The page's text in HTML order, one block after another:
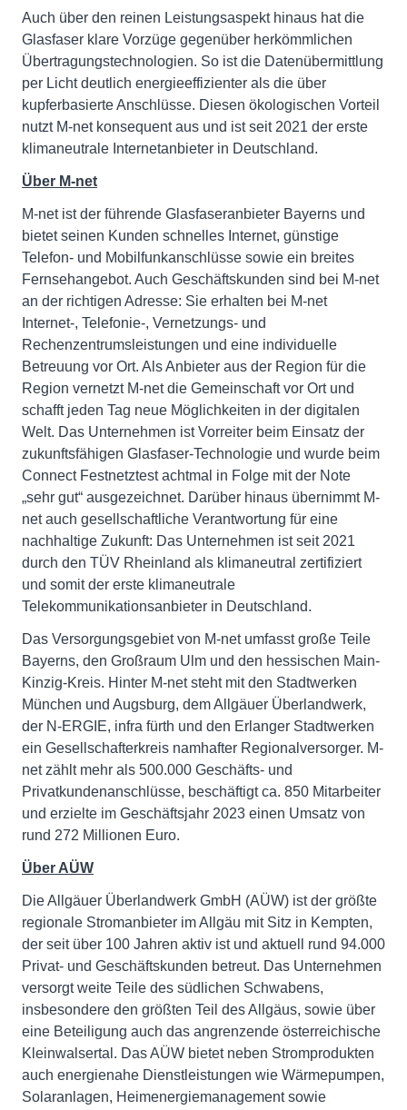
Auch über den reinen Leistungsaspekt hinaus hat die
Glasfaser klare Vorzüge gegenüber herkömmlichen
Übertragungstechnologien. So ist die Datenübermittlung
per Licht deutlich energieeffizienter als die über
kupferbasierte Anschlüsse. Diesen ökologischen Vorteil
nutzt M-net konsequent aus und ist seit 2021 der erste
klimaneutrale Internetanbieter in Deutschland.
Über M-net
M-net ist der führende Glasfaseranbieter Bayerns und
bietet seinen Kunden schnelles Internet, günstige
Telefon- und Mobilfunkanschlüsse sowie ein breites
Fernsehangebot. Auch Geschäftskunden sind bei M‑net
an der richtigen Adresse: Sie erhalten bei M-net
Internet-, Telefonie-, Vernetzungs- und
Rechenzentrumsleistungen und eine individuelle
Betreuung vor Ort. Als Anbieter aus der Region für die
Region vernetzt M-net die Gemeinschaft vor Ort und
schafft jeden Tag neue Möglichkeiten in der digitalen
Welt. Das Unternehmen ist Vorreiter beim Einsatz der
zukunftsfähigen Glasfaser-Technologie und wurde beim
Connect Festnetztest achtmal in Folge mit der Note
„sehr gut“ ausgezeichnet. Darüber hinaus übernimmt M-
net auch gesellschaftliche Verantwortung für eine
nachhaltige Zukunft: Das Unternehmen ist seit 2021
durch den TÜV Rheinland als klimaneutral zertifiziert
und somit der erste klimaneutrale
Telekommunikationsanbieter in Deutschland.
Das Versorgungsgebiet von M-net umfasst große Teile
Bayerns, den Großraum Ulm und den hessischen Main-
Kinzig-Kreis. Hinter M-net steht mit den Stadtwerken
München und Augsburg, dem Allgäuer Überlandwerk,
der N-ERGIE, infra fürth und den Erlanger Stadtwerken
ein Gesellschafterkreis namhafter Regionalversorger. M-
net zählt mehr als 500.000 Geschäfts- und
Privatkundenanschlüsse, beschäftigt ca. 850 Mitarbeiter
und erzielte im Geschäftsjahr 2023 einen Umsatz von
rund 272 Millionen Euro.
Über AÜW
Die Allgäuer Überlandwerk GmbH (AÜW) ist der größte
regionale Stromanbieter im Allgäu mit Sitz in Kempten,
der seit über 100 Jahren aktiv ist und aktuell rund 94.000
Privat- und Geschäftskunden betreut. Das Unternehmen
versorgt weite Teile des südlichen Schwabens,
insbesondere den größten Teil des Allgäus, sowie über
eine Beteiligung auch das angrenzende österreichische
Kleinwalsertal. Das AÜW bietet neben Stromprodukten
auch energienahe Dienstleistungen wie Wärmepumpen,
Solaranlagen, Heimenergiemanagement sowie